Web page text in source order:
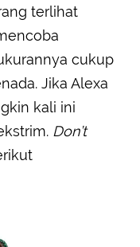
terlihat
cukup
Jika Alexa
kali ini
Don’t